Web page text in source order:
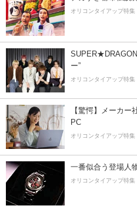
オリコンタイアップ特集
ー”
オリコンタイアップ特集
【驚愕】メーカ
PC
オリコンタイアップ特集
一番似合う登場人
オリコンタイアップ特集